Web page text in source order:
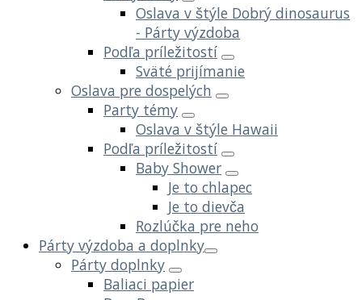
Oslava v štýle Dobrý dinosaurus
- Párty výzdoba
Podľa príležitostí
Sväté prijímanie
Oslava pre dospelých
Party témy
Oslava v štýle Hawaii
Podľa príležitostí
Baby Shower
Je to chlapec
Je to dievča
Rozlúčka pre neho
Párty výzdoba a doplnky
Párty doplnky
Baliaci papier